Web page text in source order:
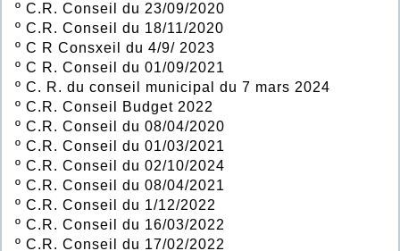
º C.R. Conseil du 23/09/2020
º C.R. Conseil du 18/11/2020
º C R Consxeil du 4/9/ 2023
º C R. Conseil du 01/09/2021
º C. R. du conseil municipal du 7 mars 2024
º C.R. Conseil Budget 2022
º C.R. Conseil du 08/04/2020
º C.R. Conseil du 01/03/2021
º C.R. Conseil du 02/10/2024
º C.R. Conseil du 08/04/2021
º C.R. Conseil du 1/12/2022
º C.R. Conseil du 16/03/2022
º C.R. Conseil du 17/02/2022